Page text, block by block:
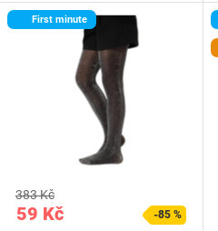
First minute
59 Kč
383 Kč
-85 %